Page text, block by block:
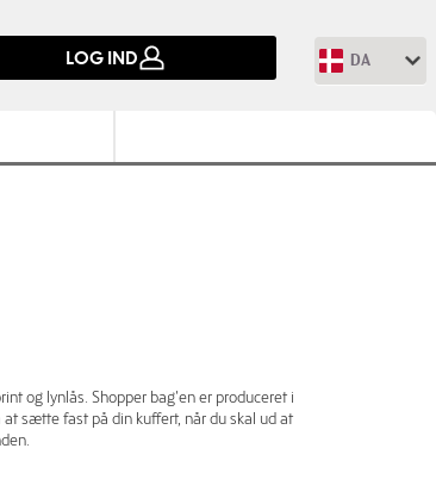
LOG IND DA
og lynlås. Shopper bag'en er produceret i
sætte fast på din kuffert, når du skal ud at